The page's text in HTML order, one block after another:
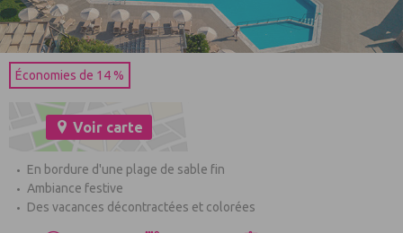
Économies de 14 %
Voir carte
En bordure d'une plage de sable fin
Ambiance festive
Des vacances décontractées et colorées